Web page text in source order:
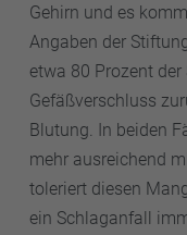
Gehirn und es
Angaben der
etwa 80 Prozent
Gefäßverschluss
Blutung. In beiden
mehr ausreichend
toleriert diesen
ein Schlaganfall